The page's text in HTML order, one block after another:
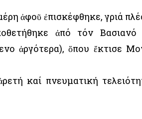
ἀφοῦ ἐπισκέφθηκε, γριά
ἀπό τόν Βασιανό
ἀργότερα), ὅπου ἔκτισε
καί πνευματική